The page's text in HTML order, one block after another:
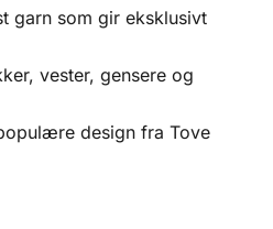
garn som gir eksklusivt
vester, gensere og
design fra Tove